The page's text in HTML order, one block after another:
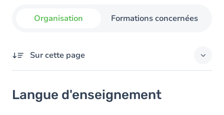
Organisation Formations concernées
Sur cette page
Langue d'enseignement